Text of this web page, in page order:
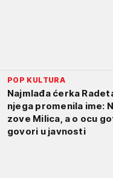
POP KULTURA
Najmlađa ćerka
njega promenila ime:
zove Milica, a o ocu
govori u javnosti